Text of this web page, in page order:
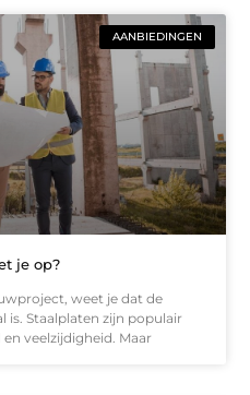
AANBIEDINGEN
je op?
weet je dat de
is. Staalplaten zijn populair
veelzijdigheid. Maar